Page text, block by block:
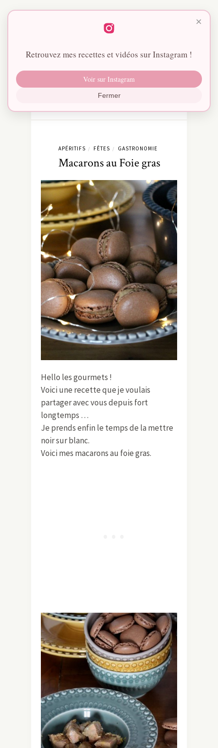
APÉRITIFS / FÊTES / GASTRONOMIE
Macarons au Foie gras
Hello les gourmets !
Voici une recette que je voulais
partager avec vous depuis fort
longtemps …
Je prends enfin le temps de la mettre
noir sur blanc.
Voici mes macarons au foie gras.
×
Retrouvez mes recettes et vidéos sur Instagram !
Voir sur Instagram
Fermer